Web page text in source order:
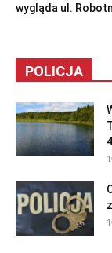
wygląda ul.
POLICJA